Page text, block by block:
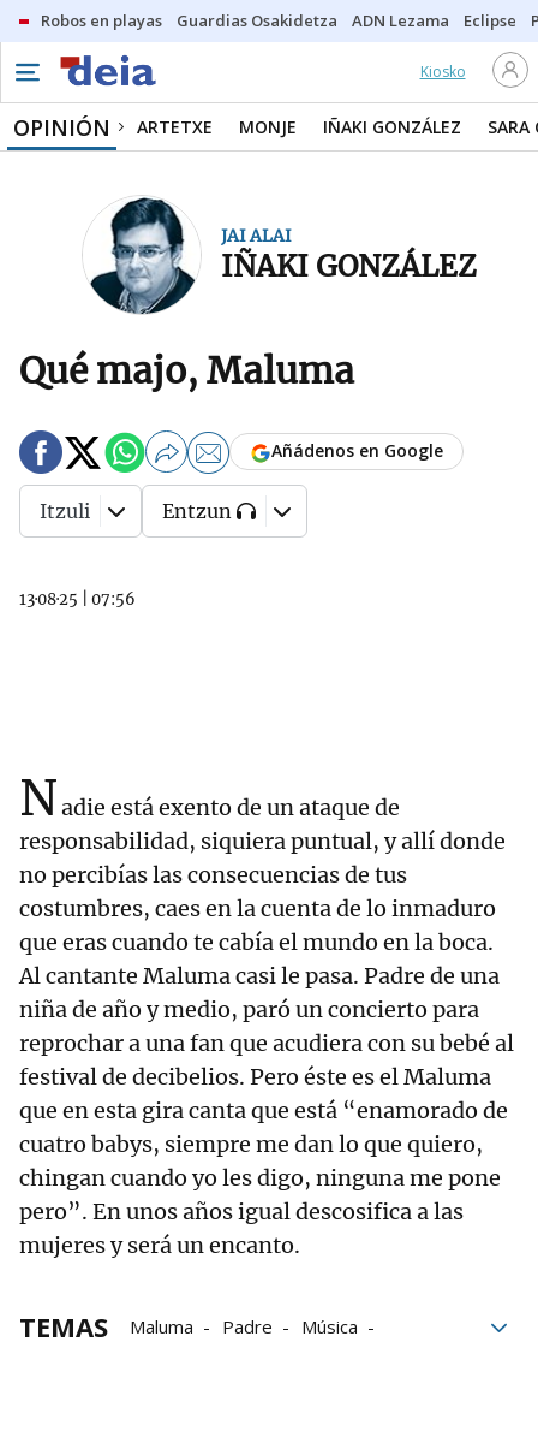
Robos en playas Guardias Osakidetza ADN Lezama Eclipse
Kiosko
OPINIÓN ARTETXE MONJE IÑAKI GONZÁLEZ SARA
JAI ALAI
IÑAKI GONZÁLEZ
Qué majo, Maluma
13·08·25 07:56
Añádenos en Google
Itzuli Entzun
Nadie está exento de un ataque de
responsabilidad, siquiera puntual, y allí donde
no percibías las consecuencias de tus
costumbres, caes en la cuenta de lo inmaduro
que eras cuando te cabía el mundo en la boca.
Al cantante Maluma casi le pasa. Padre de una
niña de año y medio, paró un concierto para
reprochar a una fan que acudiera con su bebé al
festival de decibelios. Pero éste es el Maluma
que en esta gira canta que está “enamorado de
cuatro babys, siempre me dan lo que quiero,
chingan cuando yo les digo, ninguna me pone
pero”. En unos años igual descosifica a las
mujeres y será un encanto.
TEMAS Maluma Padre
Música